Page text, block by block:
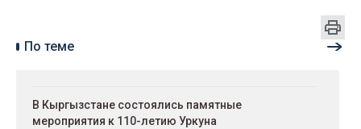
По теме
В Кыргызстане состоялись памятные
мероприятия к 110-летию Уркуна